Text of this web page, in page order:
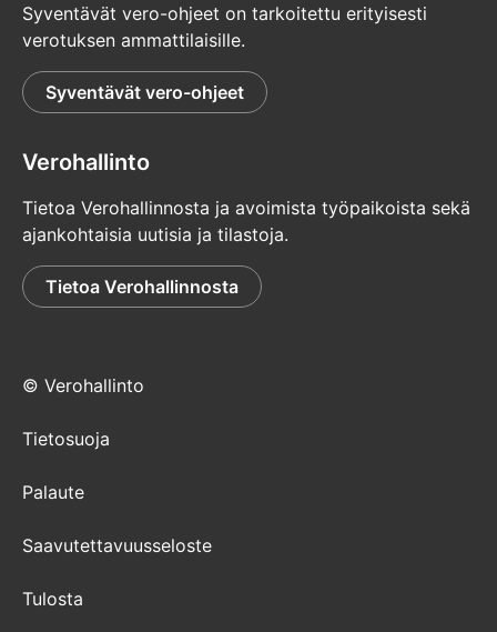
Syventävät vero-ohjeet on tarkoitettu erityisesti
verotuksen ammattilaisille.
Syventävät vero-ohjeet
Verohallinto
Tietoa Verohallinnosta ja avoimista työpaikoista sekä
ajankohtaisia uutisia ja tilastoja.
Tietoa Verohallinnosta
© Verohallinto
Tietosuoja
Palaute
Saavutettavuusseloste
Tulosta